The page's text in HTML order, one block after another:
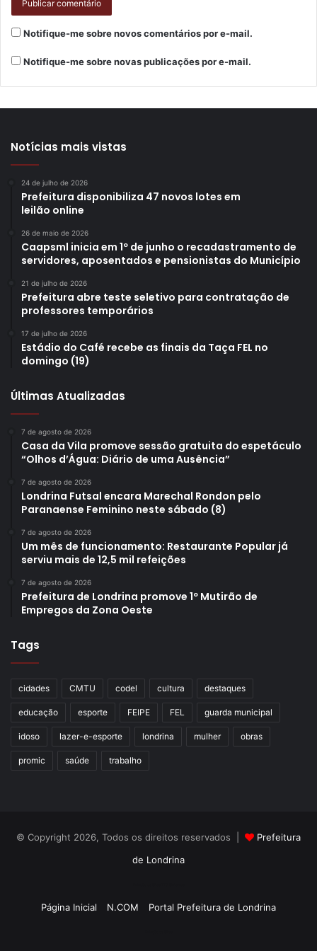
Polícia Civil de Londrina, Miguel Chibani, e representando
a Coordenadoria Municipal de Proteção e Defesa Civil, o
Nos próximos dias, um balanço dos indicadores de
a união das instituições envia uma mensagem clara:
confiar que a segurança está no centro das prioridades.
Ao mesmo tempo, fica o recado direto para os criminosos:
aqui, não há espaço para a prática de crimes.
Gostei
Defesa Civil
Gabinete Gestão Integrada
Polícia Federal
polícia militar Prefeitura de Londrina
Notifique-me sobre novos comentários por e-mail.
Notifique-me sobre novas publicações por e-mail.
Notícias mais vistas
24 de julho de 2026
Prefeitura disponibiliza 47 novos lotes em
leilão online
26 de maio de 2026
Caapsml inicia em 1º de junho o recadastramento de
servidores, aposentados e pensionistas do Município
21 de julho de 2026
Prefeitura abre teste seletivo para contratação de
professores temporários
17 de julho de 2026
Estádio do Café recebe as finais da Taça FEL no
domingo (19)
Últimas Atualizadas
7 de agosto de 2026
Casa da Vila promove sessão gratuita do espetáculo
“Olhos d’Água: Diário de uma Ausência”
7 de agosto de 2026
Londrina Futsal encara Marechal Rondon pelo
Paranaense Feminino neste sábado (8)
7 de agosto de 2026
Um mês de funcionamento: Restaurante Popular já
serviu mais de 12,5 mil refeições
7 de agosto de 2026
Prefeitura de Londrina promove 1º Mutirão de
Empregos da Zona Oeste
Tags
cidades CMTU codel cultura destaques
educação esporte FEIPE FEL guarda municipal
idoso lazer-e-esporte londrina mulher obras
promic saúde trabalho
© Copyright 2026, Todos os direitos reservados |
Prefeitura
de Londrina
Página Inicial N.COM Portal Prefeitura de Londrina